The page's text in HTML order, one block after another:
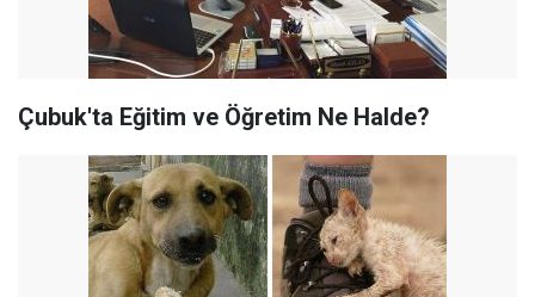
Çubuk'ta Eğitim ve Öğretim Ne Halde?